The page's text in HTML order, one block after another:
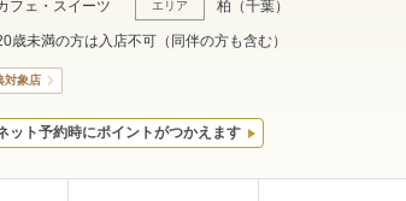
フェ・スイーツ エリア 柏 （千葉）
歳未満の方は入店不可（同伴の方も含む）
対象店
ット予約時にポイントがつかえます